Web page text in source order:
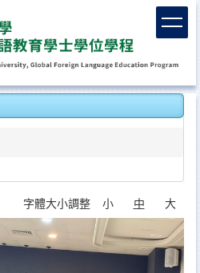
字體大小調整 小 中 大